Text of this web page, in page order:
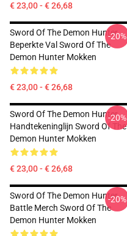
€ 23,00 - € 26,68
Sword Of The Demon Hunter
Beperkte Val Sword Of The
Demon Hunter Mokken
€ 23,00 - € 26,68
-20%
Sword Of The Demon Hunter
Handtekeninglijn Sword Of The
Demon Hunter Mokken
€ 23,00 - € 26,68
-20%
Sword Of The Demon Hunter
Battle Merch Sword Of The
Demon Hunter Mokken
-20%